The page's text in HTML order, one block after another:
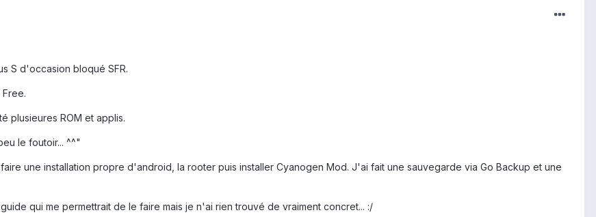
S d'occasion bloqué SFR.
plusieures ROM et applis.
le foutoir... ^^"
une installation propre d'android, la rooter puis installer Cyanogen Mod. J'ai fait une sauvegarde via Go Backup et une
qui me permettrait de le faire mais je n'ai rien trouvé de vraiment concret... :/